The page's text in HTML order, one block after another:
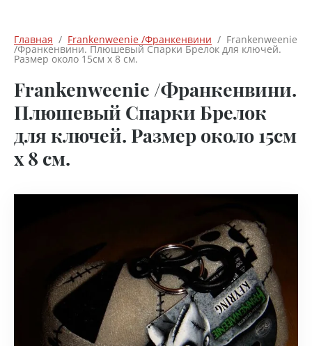
Главная
  /
Frankenweenie /Франкенвини
  /  Frankenweenie
/Франкенвини. Плюшевый Спарки Брелок для ключей.
Размер около 15см х 8 см.
Frankenweenie /Франкенвини.
Плюшевый Спарки Брелок
для ключей. Размер около 15см
х 8 см.